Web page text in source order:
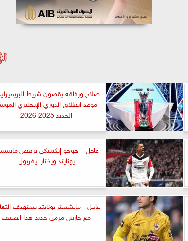
صلاح ورفاقه يقصون شريط
موعد انطلاق الدوري الإنجليزي
الجديد 2025-2026
عاجل – هوجو إيكيتيكي يرفض
يونايتد ويختار ليفربول
عاجل - مانشستر يونايتد يستهدف
مع حارس مرمى جديد هذا الصيف